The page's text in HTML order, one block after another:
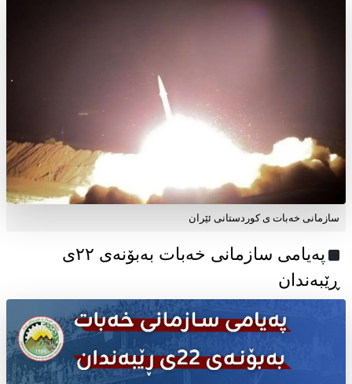
سازمانی خەبات ی کوردستانی ئێران
پەیامی سازمانی خەبات بەبۆنەی ۲۲ی
ڕێبەندان